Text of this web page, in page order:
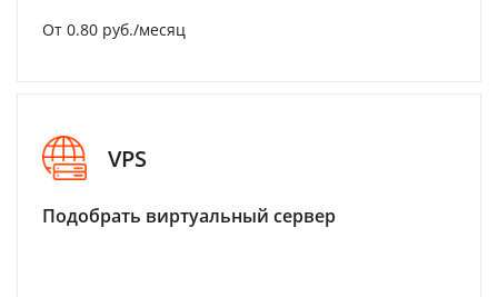
От 0.80 руб./месяц
VPS
Подобрать виртуальный сервер